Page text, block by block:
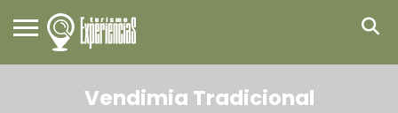
Vendimia Tradicional